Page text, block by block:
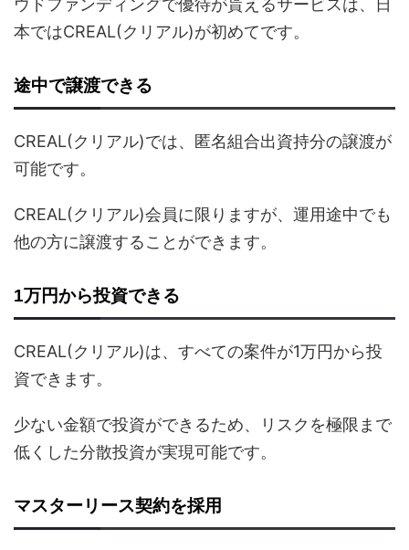
ウドファンディングで優待が貰えるサービスは、日
本ではCREAL(クリアル)が初めてです。
途中で譲渡できる
CREAL(クリアル)では、匿名組合出資持分の譲渡が
可能です。
CREAL(クリアル)会員に限りますが、運用途中でも
他の方に譲渡することができます。
1万円から投資できる
CREAL(クリアル)は、すべての案件が1万円から投
資できます。
少ない金額で投資ができるため、リスクを極限まで
低くした分散投資が実現可能です。
マスターリース契約を採用